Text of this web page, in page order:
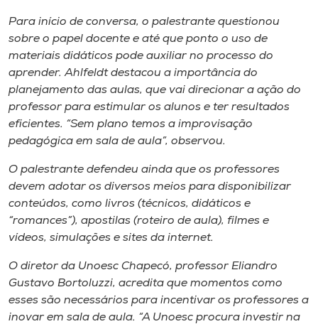
Museu
Unoesc
Store
o idioma
Para início de conversa, o palestrante questionou
sobre o papel docente e até que ponto o uso de
materiais didáticos pode auxiliar no processo do
aprender. Ahlfeldt destacou a importância do
planejamento das aulas, que vai direcionar a ação do
professor para estimular os alunos e ter resultados
eficientes. “Sem plano temos a improvisação
pedagógica em sala de aula”, observou.
O palestrante defendeu ainda que os professores
devem adotar os diversos meios para disponibilizar
conteúdos, como livros (técnicos, didáticos e
“romances”), apostilas (roteiro de aula), filmes e
vídeos, simulações e sites da internet.
O diretor da Unoesc Chapecó, professor Eliandro
Gustavo Bortoluzzi, acredita que momentos como
esses são necessários para incentivar os professores a
inovar em sala de aula. “A Unoesc procura investir na